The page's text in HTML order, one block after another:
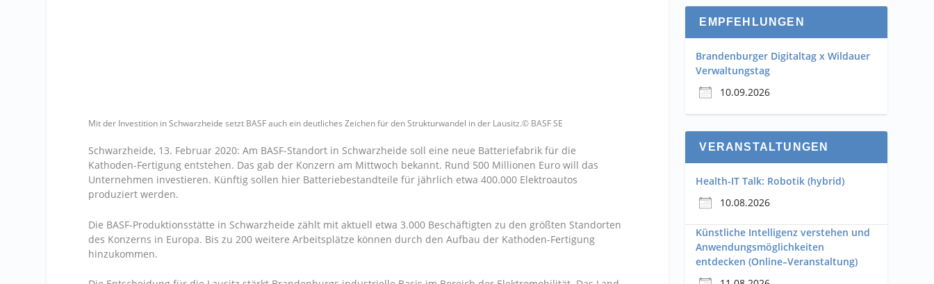
Mit der Investition in Schwarzheide setzt BASF auch ein deutliches Zeichen für den Strukturwandel in der Lausitz.© BASF SE
Schwarzheide, 13. Februar 2020: Am BASF-Standort in Schwarzheide soll eine neue Batteriefabrik für die
Kathoden-Fertigung entstehen. Das gab der Konzern am Mittwoch bekannt. Rund 500 Millionen Euro will das
Unternehmen investieren. Künftig sollen hier Batteriebestandteile für jährlich etwa 400.000 Elektroautos
produziert werden.
Die BASF-Produktionsstätte in Schwarzheide zählt mit aktuell etwa 3.000 Beschäftigten zu den größten Standorten
des Konzerns in Europa. Bis zu 200 weitere Arbeitsplätze können durch den Aufbau der Kathoden-Fertigung
hinzukommen.
EMPFEHLUNGEN
Brandenburger Digitaltag x Wildauer
Verwaltungstag
10.09.2026
VERANSTALTUNGEN
Health-IT Talk: Robotik (hybrid)
10.08.2026
Künstliche Intelligenz verstehen und
Anwendungsmöglichkeiten
entdecken (Online–Veranstaltung)